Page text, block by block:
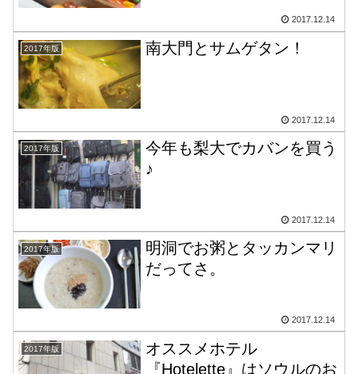
2017.12.14
2017年版 南大門とサムゲタン！
2017.12.14
2017年版
今年も梨大でカバンを買う
♪
2017.12.14
2017年版
明洞でお粥とタッカンマリ
だってさ。
2017.12.14
2017年版
オススメホテル
『Hotelette』はソウルのお